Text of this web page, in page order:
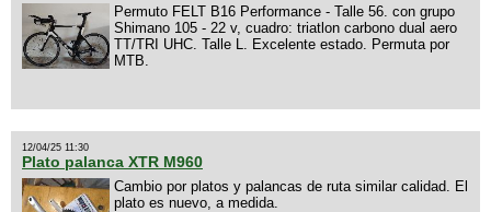
Permuto FELT B16 Performance - Talle 56. con grupo
Shimano 105 - 22 v, cuadro: triatlon carbono dual aero
TT/TRI UHC. Talle L. Excelente estado. Permuta por
MTB.
12/04/25 11:30
Plato palanca XTR M960
Cambio por platos y palancas de ruta similar calidad. El
plato es nuevo, a medida.